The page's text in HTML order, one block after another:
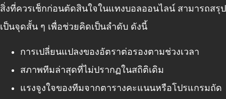
สิ่งที่ควรเช็กก่อนตัดสินใจในแทงบอลออนไลน์ สามารถสรุป
เป็นจุดสั้น ๆ เพื่อช่วยคิดเป็นลำดับ ดังนี้
การเปลี่ยนแปลงของอัตราต่อรองตามช่วงเวลา
สภาพทีมล่าสุดที่ไม่ปรากฏในสถิติเดิม
แรงจูงใจของทีมจากตารางคะแนนหรือโปรแกรมถัด